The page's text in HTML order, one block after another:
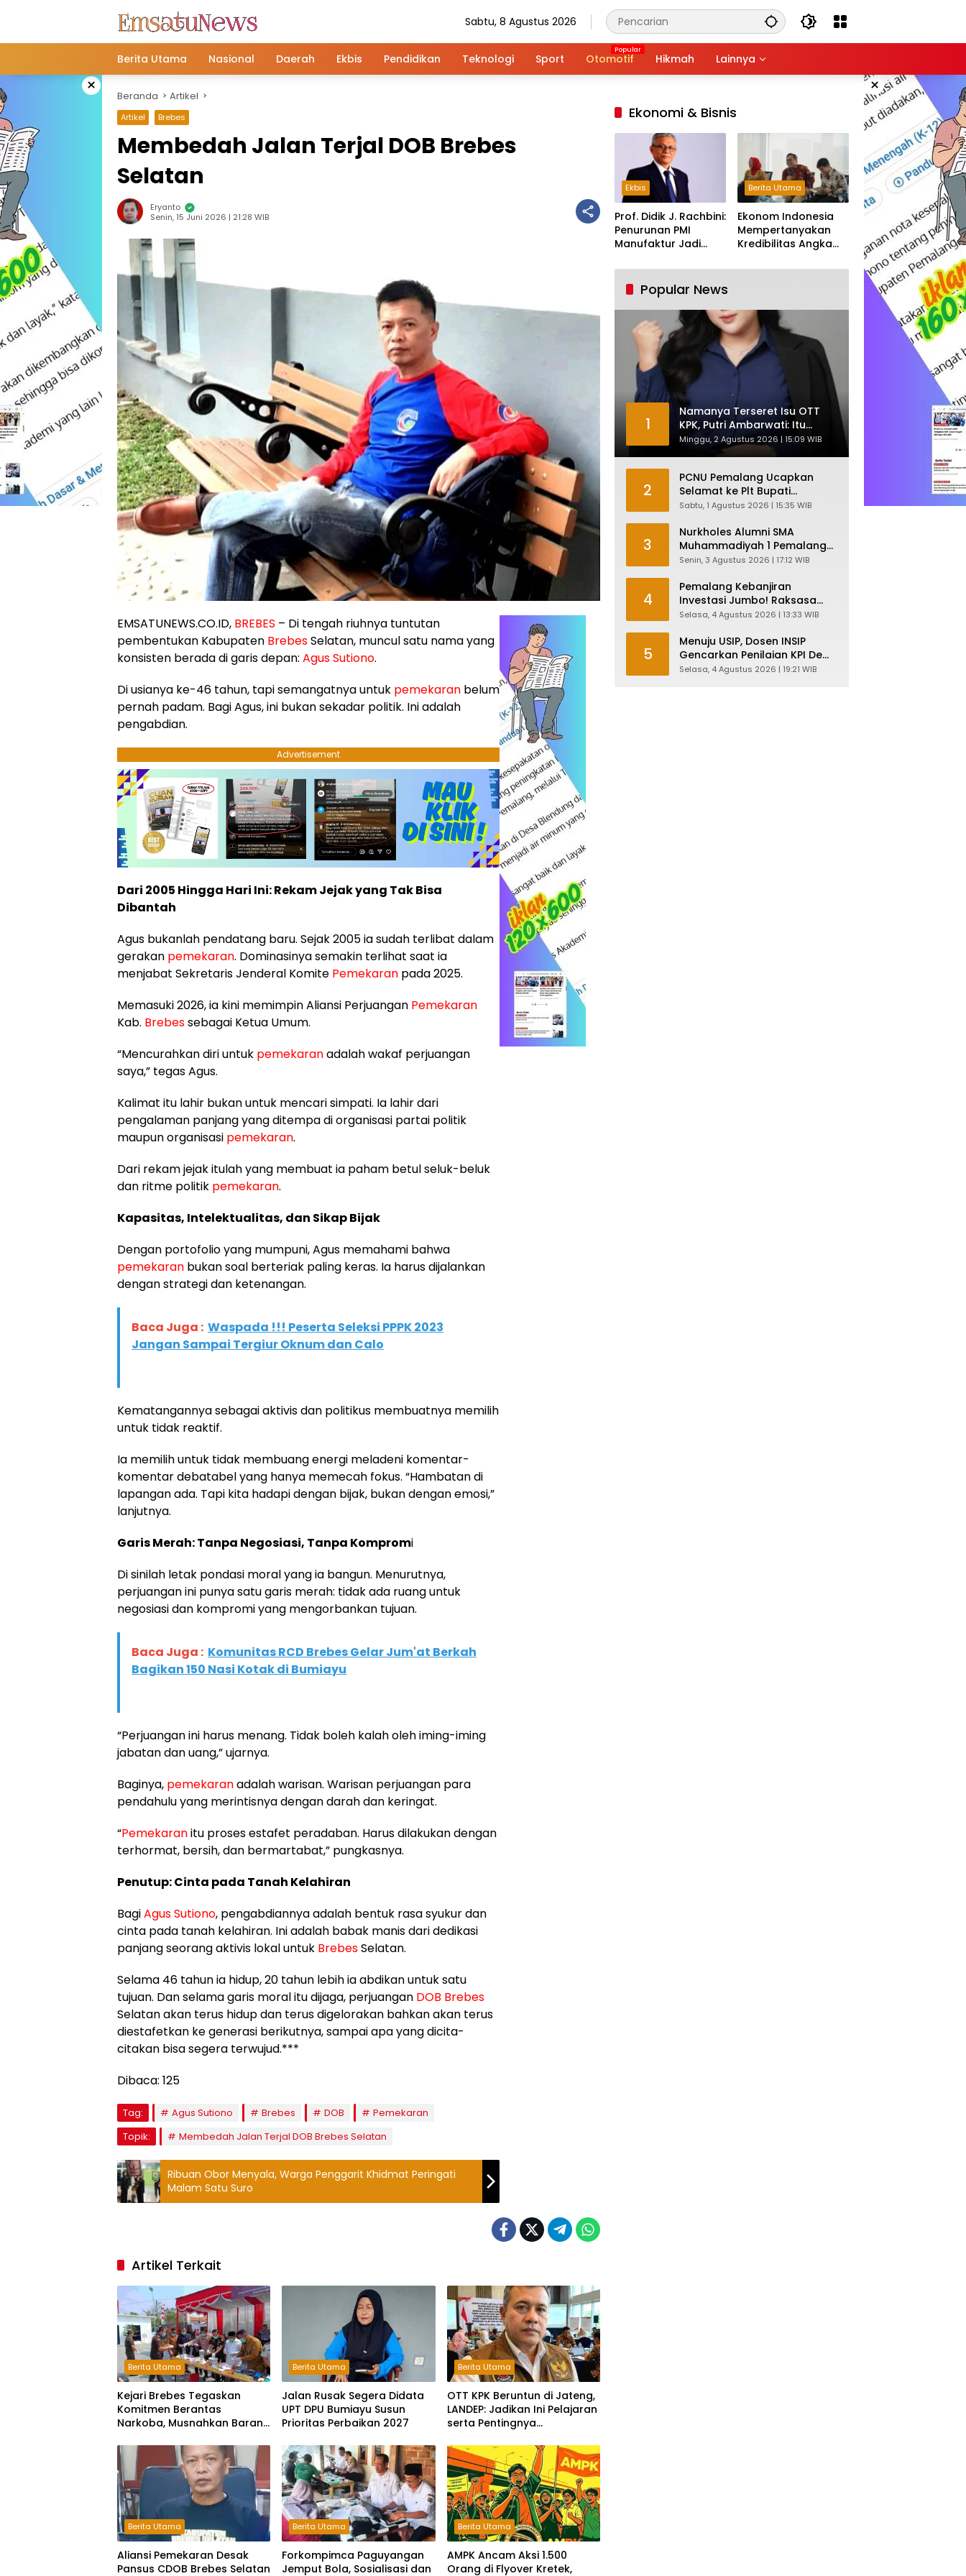
Sabtu, 8 Agustus 2026
Berita Utama Nasional Daerah Ekbis Pendidikan Teknologi Sport Otomotif Hikmah Lainnya
× ×
Beranda Artikel
Artikel Brebes
Membedah Jalan Terjal DOB Brebes
Selatan
Eryanto
Senin, 15 Juni 2026 | 21:28 WIB
EMSATUNEWS.CO.ID, BREBES – Di tengah riuhnya tuntutan
pembentukan Kabupaten BrebesSelatan, muncul satu nama yang
konsisten berada di garis depan: Agus Sutiono.
Di usianya ke-46 tahun, tapi semangatnya untuk pemekaran belum
pernah padam. Bagi Agus, ini bukan sekadar politik. Ini adalah
pengabdian.
Advertisement
Dari 2005 Hingga Hari Ini: Rekam Jejak yang Tak Bisa
Dibantah
Agus bukanlah pendatang baru. Sejak 2005 ia sudah terlibat dalam
gerakan pemekaran. Dominasinya semakin terlihat saat ia
menjabat Sekretaris Jenderal Komite Pemekaran pada 2025.
Memasuki 2026, ia kini memimpin Aliansi Perjuangan Pemekaran
Kab. Brebessebagai Ketua Umum.
“Mencurahkan diri untuk pemekaranadalah wakaf perjuangan
saya,” tegas Agus.
Kalimat itu lahir bukan untuk mencari simpati. Ia lahir dari
pengalaman panjang yang ditempa di organisasi partai politik
maupun organisasi pemekaran.
Dari rekam jejak itulah yang membuat ia paham betul seluk-beluk
dan ritme politik pemekaran.
Kapasitas, Intelektualitas, dan Sikap Bijak
Dengan portofolio yang mumpuni, Agus memahami bahwa
pemekaran bukan soal berteriak paling keras. Ia harus dijalankan
dengan strategi dan ketenangan.
Baca Juga : Waspada !!! Peserta Seleksi PPPK 2023
Jangan Sampai Tergiur Oknum dan Calo
Kematangannya sebagai aktivis dan politikus membuatnya memilih
untuk tidak reaktif.
Ia memilih untuk tidak membuang energi meladeni komentar-
komentar debatabel yang hanya memecah fokus. “Hambatan di
lapangan ada. Tapi kita hadapi dengan bijak, bukan dengan emosi,”
lanjutnya.
Garis Merah: Tanpa Negosiasi, Tanpa Kompromi
Di sinilah letak pondasi moral yang ia bangun. Menurutnya,
perjuangan ini punya satu garis merah: tidak ada ruang untuk
negosiasi dan kompromi yang mengorbankan tujuan.
Baca Juga : Komunitas RCD Brebes Gelar Jum'at Berkah
Bagikan 150 Nasi Kotak di Bumiayu
“Perjuangan ini harus menang. Tidak boleh kalah oleh iming-iming
jabatan dan uang,” ujarnya.
Baginya, pemekaranadalah warisan. Warisan perjuangan para
pendahulu yang merintisnya dengan darah dan keringat.
“Pemekaranitu proses estafet peradaban. Harus dilakukan dengan
terhormat, bersih, dan bermartabat,” pungkasnya.
Penutup: Cinta pada Tanah Kelahiran
BagiAgus Sutiono, pengabdiannya adalah bentuk rasa syukur dan
cinta pada tanah kelahiran. Ini adalah babak manis dari dedikasi
panjang seorang aktivis lokal untuk BrebesSelatan.
Selama 46 tahun ia hidup, 20 tahun lebih ia abdikan untuk satu
tujuan. Dan selama garis moral itu dijaga, perjuangan DOB Brebes
Selatan akan terus hidup dan terus digelorakan bahkan akan terus
diestafetkan ke generasi berikutnya, sampai apa yang dicita-
citakan bisa segera terwujud.***
Dibaca: 125
Tag: Agus Sutiono Brebes DOB
Pemekaran
Topik:
Membedah Jalan Terjal DOB Brebes Selatan
Ribuan Obor Menyala, Warga Penggarit Khidmat Peringati
Malam Satu Suro
Artikel Terkait
Berita Utama
Kejari Brebes Tegaskan
Komitmen Berantas
Narkoba, Musnahkan Barang
Berita Utama
Jalan Rusak Segera Didata
UPT DPU Bumiayu Susun
Prioritas Perbaikan 2027
Berita Utama
OTT KPK Beruntun di Jateng,
LANDEP: Jadikan Ini Pelajaran
serta Pentingnya
Integritas
Berita Utama
Aliansi Pemekaran Desak
Pansus CDOB Brebes Selatan
Berita Utama
Forkompimca Paguyangan
Jemput Bola, Sosialisasi dan
Berita Utama
AMPK Ancam Aksi 1.500
Orang di Flyover Kretek,
Ekonomi & Bisnis
Ekbis
Prof. Didik J. Rachbini:
Penurunan PMI
Manufaktur Jadi
Industri Nasional
Berita Utama
Ekonom Indonesia
Mempertanyakan
Kredibilitas Angka
Tumbuh Tapi Rapuh
Popular News
1
Namanya Terseret Isu OTT
KPK, Putri Ambarwati: Itu
Hanya Kesamaan Nama
Minggu, 2 Agustus 2026 | 15:09 WIB
2
PCNU Pemalang Ucapkan
Selamat ke Plt Bupati
Nurkholes: Pemimpin Adalah
Sabtu, 1 Agustus 2026 | 15:35 WIB
3
Nurkholes Alumni SMA
Muhammadiyah 1 Pemalang
Angkatan 1986 Resmi
Pesan Ketua Asmam 86
Senin, 3 Agustus 2026 | 17:12 WIB
4
Pemalang Kebanjiran
Investasi Jumbo! Raksasa
Garmen Jepang Siap Bangun
Tenaga Kerja
Selasa, 4 Agustus 2026 | 13:33 WIB
5
Menuju USIP, Dosen INSIP
Gencarkan Penilaian KPI Demi
Mutu Akademik
Selasa, 4 Agustus 2026 | 19:21 WIB